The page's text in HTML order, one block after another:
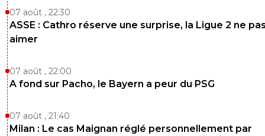
07 août , 22:30
ASSE : Cathro réserve une surprise, la Ligue 2 ne
aimer
07 août , 22:00
A fond sur Pacho, le Bayern a peur du PSG
07 août , 21:40
Milan : Le cas Maignan réglé personnellement par